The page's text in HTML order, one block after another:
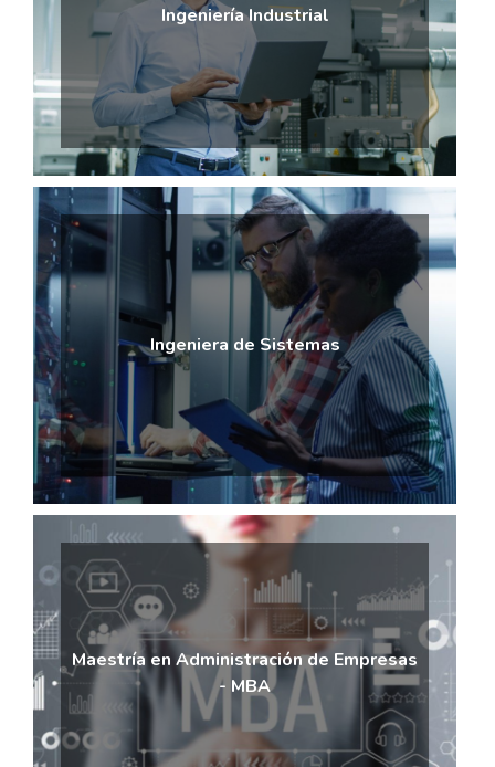
Ingeniería Industrial
Ingeniera de Sistemas
Maestría en Administración de Empresas
- MBA